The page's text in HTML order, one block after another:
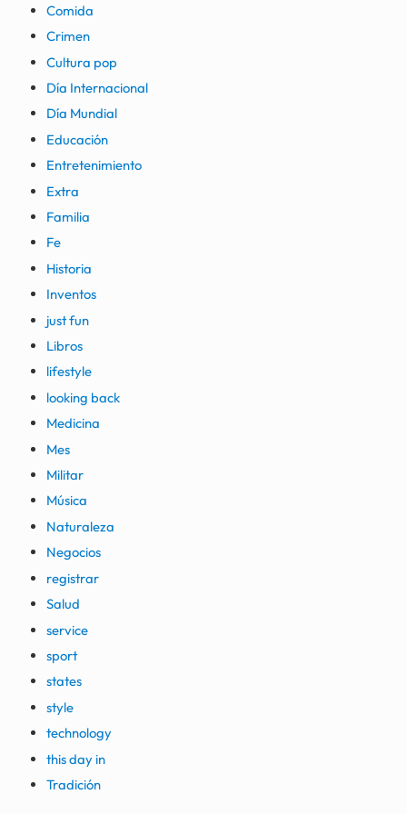
Comida
Crimen
Cultura pop
Día Internacional
Día Mundial
Educación
Entretenimiento
Extra
Familia
Fe
Historia
Inventos
just fun
Libros
lifestyle
looking back
Medicina
Mes
Militar
Música
Naturaleza
Negocios
registrar
Salud
service
sport
states
style
technology
this day in
Tradición